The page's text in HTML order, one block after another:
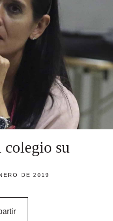
colegio su
DE 2019